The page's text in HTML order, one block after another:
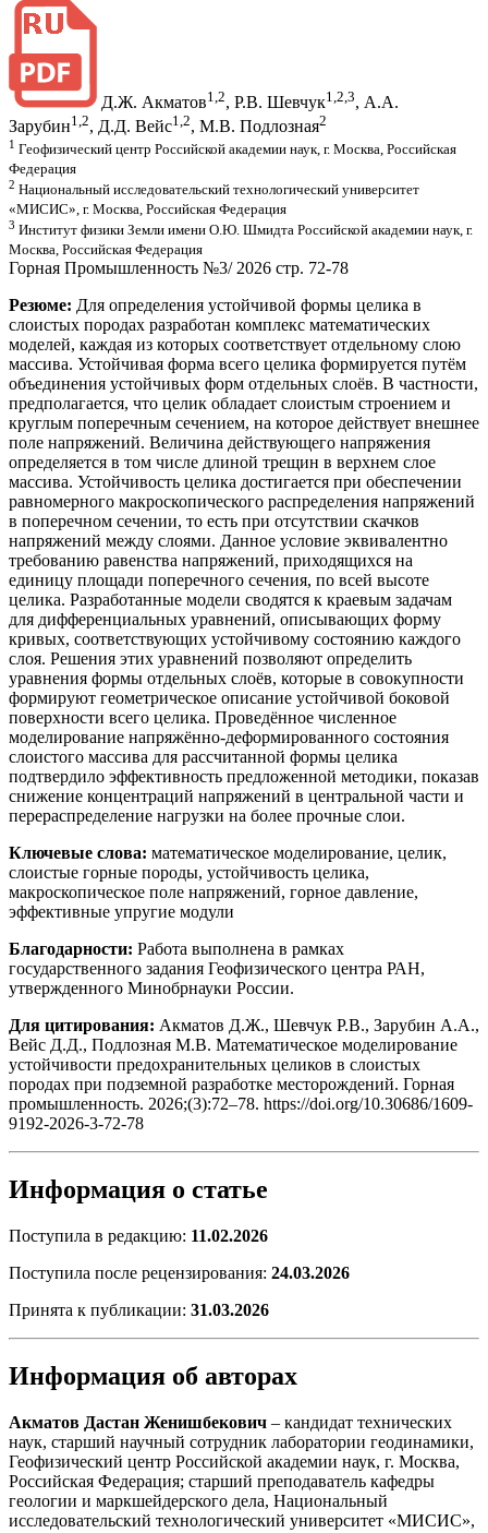
Д.Ж. Акматов1,2, Р.В. Шевчук1,2,3, А.А.
Зарубин1,2, Д.Д. Вейс1,2, М.В. Подлозная2
1 Геофизический центр Российской академии наук, г. Москва, Российская
Федерация
2 Национальный исследовательский технологический университет
«МИСИС», г. Москва, Российская Федерация
3 Институт физики Земли имени О.Ю. Шмидта Российской академии наук, г.
Москва, Российская Федерация
Горная Промышленность №3/ 2026 стр. 72-78
Резюме: Для определения устойчивой формы целика в
слоистых породах разработан комплекс математических
моделей, каждая из которых соответствует отдельному слою
массива. Устойчивая форма всего целика формируется путём
объединения устойчивых форм отдельных слоёв. В частности,
предполагается, что целик обладает слоистым строением и
круглым поперечным сечением, на которое действует внешнее
поле напряжений. Величина действующего напряжения
определяется в том числе длиной трещин в верхнем слое
массива. Устойчивость целика достигается при обеспечении
равномерного макроскопического распределения напряжений
в поперечном сечении, то есть при отсутствии скачков
напряжений между слоями. Данное условие эквивалентно
требованию равенства напряжений, приходящихся на
единицу площади поперечного сечения, по всей высоте
целика. Разработанные модели сводятся к краевым задачам
для дифференциальных уравнений, описывающих форму
кривых, соответствующих устойчивому состоянию каждого
слоя. Решения этих уравнений позволяют определить
уравнения формы отдельных слоёв, которые в совокупности
формируют геометрическое описание устойчивой боковой
поверхности всего целика. Проведённое численное
моделирование напряжённо-деформированного состояния
слоистого массива для рассчитанной формы целика
подтвердило эффективность предложенной методики, показав
снижение концентраций напряжений в центральной части и
перераспределение нагрузки на более прочные слои.
Ключевые слова: математическое моделирование, целик,
слоистые горные породы, устойчивость целика,
макроскопическое поле напряжений, горное давление,
эффективные упругие модули
Благодарности: Работа выполнена в рамках
государственного задания Геофизического центра РАН,
утвержденного Минобрнауки России.
Для цитирования: Акматов Д.Ж., Шевчук Р.В., Зарубин А.А.,
Вейс Д.Д., Подлозная М.В. Математическое моделирование
устойчивости предохранительных целиков в слоистых
породах при подземной разработке месторождений. Горная
промышленность. 2026;(3):72–78. https://doi.org/10.30686/1609-
9192-2026-3-72-78
Информация о статье
Поступила в редакцию: 11.02.2026
Поступила после рецензирования: 24.03.2026
Принята к публикации: 31.03.2026
Информация об авторах
Акматов Дастан Женишбекович – кандидат технических
наук, старший научный сотрудник лаборатории геодинамики,
Геофизический центр Российской академии наук, г. Москва,
Российская Федерация; старший преподаватель кафедры
геологии и маркшейдерского дела, Национальный
исследовательский технологический университет «МИСИС»,